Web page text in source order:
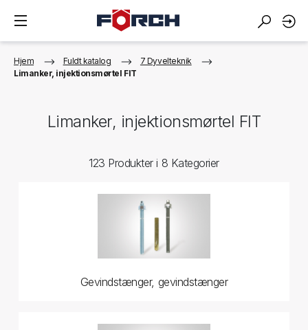
Hjem Fuldt katalog
7 Dyvelteknik
Limanker, injektionsmørtel FIT
Limanker, injektionsmørtel FIT
123 Produkter i 8 Kategorier
Gevindstænger, gevindstænger